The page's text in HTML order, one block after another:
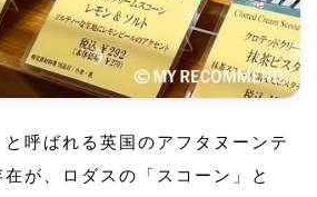
と呼ばれる英国のアフタヌーンテ
が、ロダスの「スコーン」と